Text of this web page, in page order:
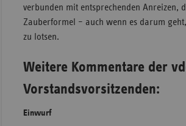
verbunden mit entsprechenden Anreizen,
Zauberformel – auch wenn es darum
zu lotsen.
Weitere Kommentare der
Vorstandsvorsitzenden:
Einwurf